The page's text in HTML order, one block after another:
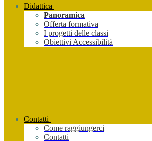
Didattica
Panoramica
Offerta formativa
I progetti delle classi
Obiettivi Accessibilità
Contatti
Come raggiungerci
Contatti